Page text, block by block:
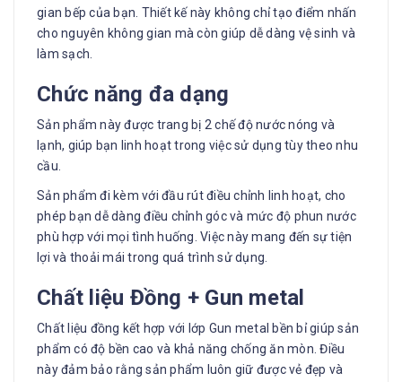
gian bếp của bạn. Thiết kế này không chỉ tạo điểm nhấn
cho nguyên không gian mà còn giúp dễ dàng vệ sinh và
làm sạch.
Chức năng đa dạng
Sản phẩm này được trang bị 2 chế độ nước nóng và
lạnh, giúp bạn linh hoạt trong việc sử dụng tùy theo nhu
cầu.
Sản phẩm đi kèm với đầu rút điều chỉnh linh hoạt, cho
phép bạn dễ dàng điều chỉnh góc và mức độ phun nước
phù hợp với mọi tình huống. Việc này mang đến sự tiện
lợi và thoải mái trong quá trình sử dụng.
Chất liệu Đồng + Gun metal
Chất liệu đồng kết hợp với lớp Gun metal bền bỉ giúp sản
phẩm có độ bền cao và khả năng chống ăn mòn. Điều
này đảm bảo rằng sản phẩm luôn giữ được vẻ đẹp và